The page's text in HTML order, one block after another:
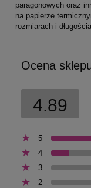
paragonowych oraz
na papierze
rozmiarach i
Ocena
4.89
5
4
3
2